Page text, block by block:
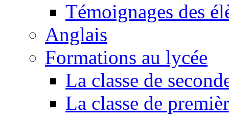
Témoignages des
Anglais
Formations au lycée
La classe de
La classe de